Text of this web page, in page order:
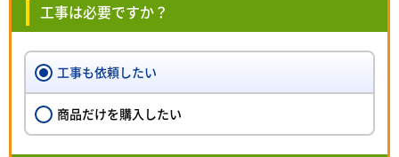
工事は必要ですか？
工事も依頼したい
商品だけを購入したい